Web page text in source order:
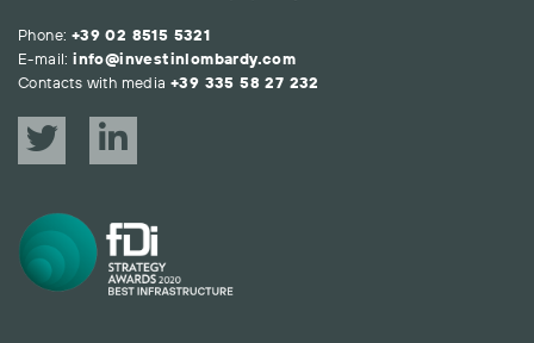
Phone: +39 02 8515 5321
E-mail: info@investinlombardy.com
Contacts with media +39 335 58 27 232